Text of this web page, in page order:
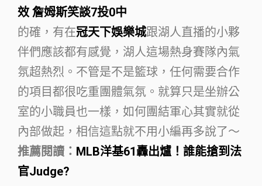
效 詹姆斯笑談7投0中
的確，有在冠天下娛樂城跟湖人直播的小夥
伴們應該都有感覺，湖人這場熱身賽隊內氣
氛超熱烈。不管是不是籃球，任何需要合作
的項目都很吃重團體氣氛。就算只是坐辦公
室的小職員也一樣，如何團結軍心其實就從
內部做起，相信這點就不用小編再多說了～
推薦閱讀： MLB洋基61轟出爐！誰能搶到法
官Judge?